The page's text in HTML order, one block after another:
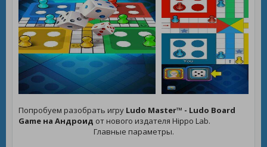
Попробуем разобрать игру Ludo Master™ - Ludo Board
Game на Андроид от нового издателя Hippo Lab.
Главные параметры.